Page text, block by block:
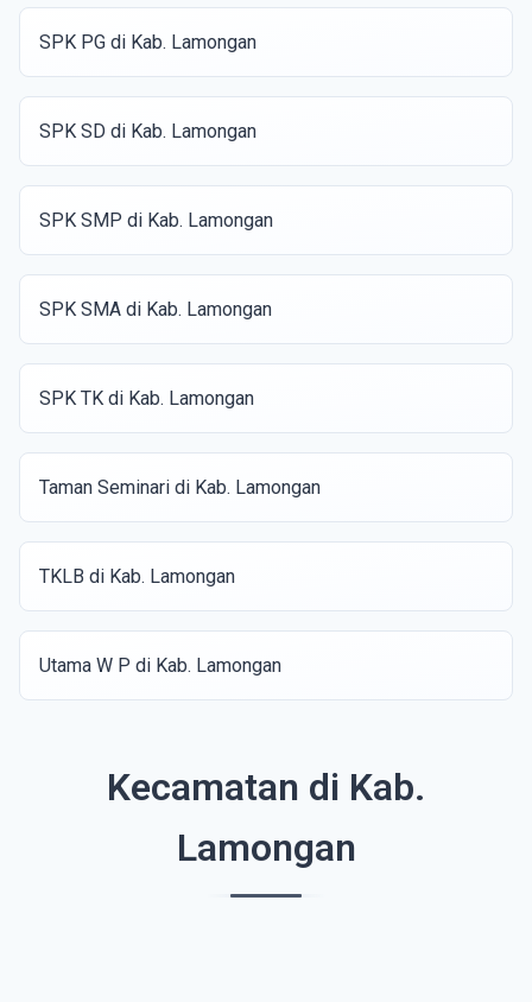
SPK PG di Kab. Lamongan
SPK SD di Kab. Lamongan
SPK SMP di Kab. Lamongan
SPK SMA di Kab. Lamongan
SPK TK di Kab. Lamongan
Taman Seminari di Kab. Lamongan
TKLB di Kab. Lamongan
Utama W P di Kab. Lamongan
Kecamatan di Kab.
Lamongan